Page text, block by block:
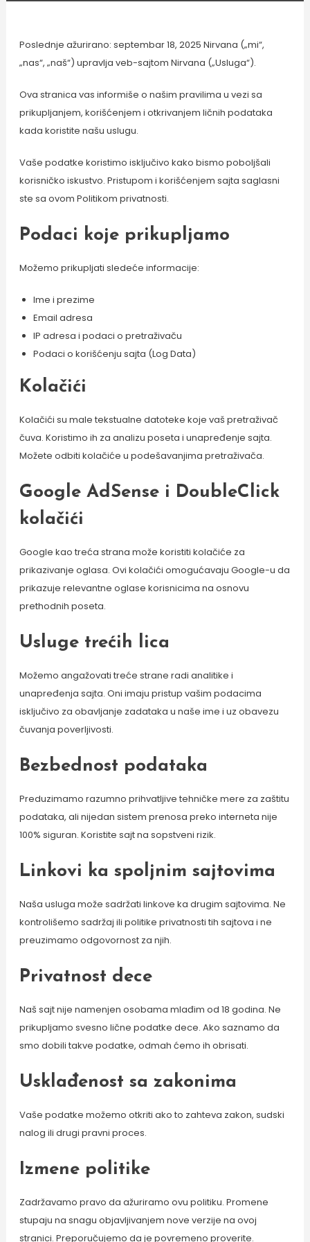
Poslednje ažurirano: septembar 18, 2025 Nirvana („mi“,
„nas“, „naš“) upravlja veb-sajtom Nirvana („Usluga“).
Ova stranica vas informiše o našim pravilima u vezi sa
prikupljanjem, korišćenjem i otkrivanjem ličnih podataka
kada koristite našu uslugu.
Vaše podatke koristimo isključivo kako bismo poboljšali
korisničko iskustvo. Pristupom i korišćenjem sajta saglasni
ste sa ovom Politikom privatnosti.
Podaci koje prikupljamo
Možemo prikupljati sledeće informacije:
Ime i prezime
Email adresa
IP adresa i podaci o pretraživaču
Podaci o korišćenju sajta (Log Data)
Kolačići
Kolačići su male tekstualne datoteke koje vaš pretraživač
čuva. Koristimo ih za analizu poseta i unapređenje sajta.
Možete odbiti kolačiće u podešavanjima pretraživača.
Google AdSense i DoubleClick
kolačići
Google kao treća strana može koristiti kolačiće za
prikazivanje oglasa. Ovi kolačići omogućavaju Google-u da
prikazuje relevantne oglase korisnicima na osnovu
prethodnih poseta.
Usluge trećih lica
Možemo angažovati treće strane radi analitike i
unapređenja sajta. Oni imaju pristup vašim podacima
isključivo za obavljanje zadataka u naše ime i uz obavezu
čuvanja poverljivosti.
Bezbednost podataka
Preduzimamo razumno prihvatljive tehničke mere za zaštitu
podataka, ali nijedan sistem prenosa preko interneta nije
100% siguran. Koristite sajt na sopstveni rizik.
Linkovi ka spoljnim sajtovima
Naša usluga može sadržati linkove ka drugim sajtovima. Ne
kontrolišemo sadržaj ili politike privatnosti tih sajtova i ne
preuzimamo odgovornost za njih.
Privatnost dece
Naš sajt nije namenjen osobama mlađim od 18 godina. Ne
prikupljamo svesno lične podatke dece. Ako saznamo da
smo dobili takve podatke, odmah ćemo ih obrisati.
Usklađenost sa zakonima
Vaše podatke možemo otkriti ako to zahteva zakon, sudski
nalog ili drugi pravni proces.
Izmene politike
Zadržavamo pravo da ažuriramo ovu politiku. Promene
stupaju na snagu objavljivanjem nove verzije na ovoj
stranici. Preporučujemo da je povremeno proverite.